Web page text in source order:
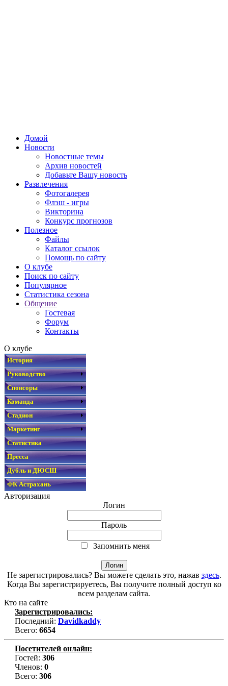
Домой
Новости
Новостные темы
Архив новостей
Добавьте Вашу новость
Развлечения
Фотогалерея
Флэш - игры
Викторина
Конкурс прогнозов
Полезное
Файлы
Каталог ссылок
Помощь по сайту
О клубе
Поиск по сайту
Популярное
Статистика сезона
Общение
Гостевая
Форум
Контакты
О клубе
История
Руководство
Спонсоры
Команда
Стадион
Маркетинг
Статистика
Пресса
Дубль и ДЮСШ
ФК Астрахань
Авторизация
Логин
Пароль
Запомнить меня
Не зарегистрировались? Вы можете сделать это, нажав здесь.
Когда Вы зарегистрируетесь, Вы получите полный доступ ко
всем разделам сайта.
Кто на сайте
Зарегистрировались:
Последний: Davidkaddy
Всего: 6654
Посетителей онлайн:
Гостей: 306
Членов: 0
Всего: 306